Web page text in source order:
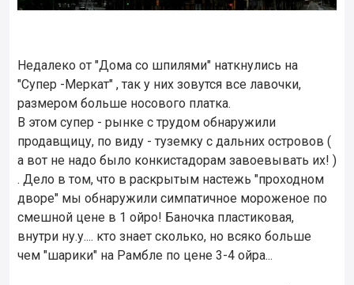
Недалеко от "Дома со шпилями" наткнулись на
"Супер -Меркат" , так у них зовутся все лавочки,
размером больше носового платка.
В этом супер - рынке с трудом обнаружили
продавщицу, по виду - туземку с дальних островов (
а вот не надо было конкистадорам завоевывать их! )
. Дело в том, что в раскрытым настежь "проходном
дворе" мы обнаружили симпатичное мороженое по
смешной цене в 1 ойро! Баночка пластиковая,
внутри ну.у.... кто знает сколько, но всяко больше
чем "шарики" на Рамбле по цене 3-4 ойра...